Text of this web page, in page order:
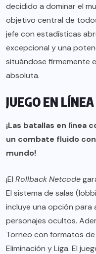
decidido a dominar el
objetivo central de
jefe con estadísticas
excepcional y una
situándose firmemente
absoluta.
JUEGO EN LÍNEA
¡Las batallas en línea
un combate fluido
mundo!
¡El RollbackNetcode
El sistema de salas
incluye una opción
personajes ocultos.
Torneo con formatos
Eliminación y Liga. El